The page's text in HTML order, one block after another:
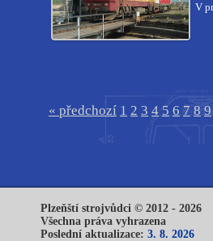
V
« předchozí 1 2 3 4 5 6 7 8 9
Plzeňští strojvůdci © 2012 - 2026
Všechna práva vyhrazena
Poslední aktualizace: 3. 8. 2026